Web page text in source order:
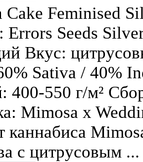
Cake Feminised
Errors Seeds
Вкус:
Sativa / 40%
400-550 г/м²
Mimosa x
каннабиса
с цитрусовым ...